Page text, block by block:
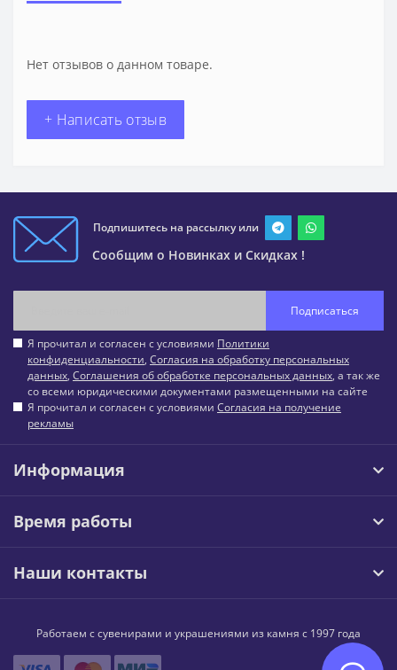
Нет отзывов о данном товаре.
+ Написать отзыв
Подпишитесь на рассылку или
Сообщим о Новинках и Скидках !
Подписаться
Я прочитал и согласен с условиями Политики
конфиденциальности, Согласия на обработку персональных
данных, Соглашения об обработке персональных данных, а так же
со всеми юридическими документами размещенными на сайте
Я прочитал и согласен с условиями Согласия на получение
рекламы
Информация
Время работы
Наши контакты
Работаем с сувенирами и украшениями из камня с 1997 года